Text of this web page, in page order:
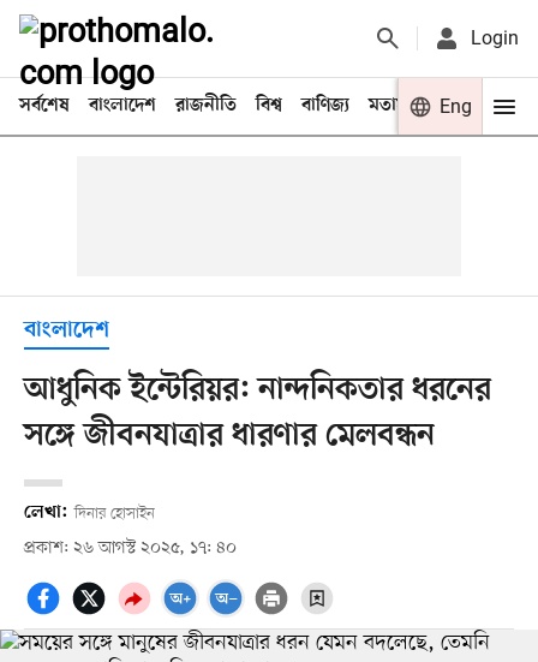
Login
সর্বশেষ বাংলাদেশ রাজনীতি বিশ্ব বাণিজ্য মতামত খেলা
Eng
বাংলাদেশ
আধুনিক ইন্টেরিয়র: নান্দনিকতার ধরনের
সঙ্গে জীবনযাত্রার ধারণার মেলবন্ধন
লেখা: দিনার হোসাইন
প্রকাশ: ২৬ আগস্ট ২০২৫, ১৭: ৪০